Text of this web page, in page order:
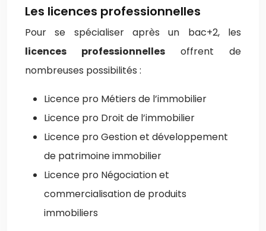
Les licences professionnelles
Pour se spécialiser après un bac+2, les
licences professionnelles offrent de
nombreuses possibilités :
Licence pro Métiers de l’immobilier
Licence pro Droit de l’immobilier
Licence pro Gestion et développement
de patrimoine immobilier
Licence pro Négociation et
commercialisation de produits
immobiliers